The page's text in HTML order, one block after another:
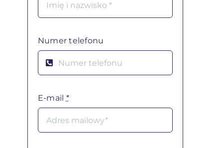
Numer telefonu
E-mail *